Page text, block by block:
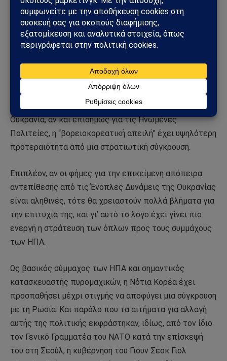
εξαντλούνται και κανείς δεν είναι έτοιμος να
διακινδυνεύσει τη στρατιωτικοποίηση της οικονομίας
και να ξεκινήσει την παραγωγή οβίδων σύμφωνα με τα
πρότυπα της πολεμικής περιόδου. Ως αποτέλεσμα, οι
Ηνωμένες Πολιτείες διαθέτουν ένα απόθεμα
έκτακτης ανάγκης που θα χρησιμοποιηθεί ως έσχατη
λύση, και όλα τα άλλα έχουν δαπανηθεί τόσο πολύ που
οι ΗΠΑ μεταφέρουν βλήματα από τη Νότια Κορέα στην
Ουκρανία, αν και επισήμως για τις Ηνωμένες
Πολιτείες, η “βορειοκορεατική απειλή” έχει υψηλότερη
προτεραιότητα από μια στρατιωτική σύγκρουση.
Επιπλέον, αν οι φήμες για την επικείμενη απόπειρα
αντεπίθεσης από τις Ένοπλες Δυνάμεις της Ουκρανίας
είναι αληθινές, τότε θα χρειαστούν πολλά βλήματα για
την επιτυχία της, και γι’ αυτό το λόγο έχει γίνει πιο
ενεργή η στράτευση των όπλων προς τους συμμάχους
των ΗΠΑ.
Ως βασικός σύμμαχος των ΗΠΑ και σημαντικός
κατασκευαστής πυρομαχικών, η Νότια Κορέα έχει
προσπαθήσει μέχρι στιγμής να αποφύγει μια σύγκρουση
με τη Ρωσία. Και παρόλο που τα αιτήματα για αλλαγή
αυτής της πολιτικής εκφράστηκαν, ιδίως, από τον ίδιο
τον Γενικό Γραμματέα του ΝΑΤΟ κατά την επίσκεψή
του στη Σεούλ, η κυβέρνηση του Γιουν Σεοκ Γιολ